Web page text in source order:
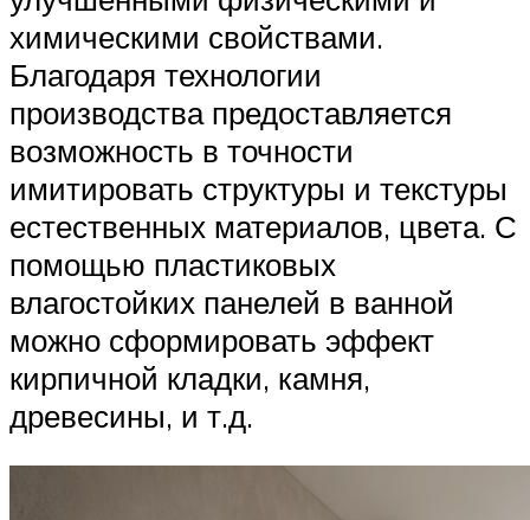
химическими свойствами.
Благодаря технологии
производства предоставляется
возможность в точности
имитировать структуры и текстуры
естественных материалов, цвета. С
помощью пластиковых
влагостойких панелей в ванной
можно сформировать эффект
кирпичной кладки, камня,
древесины, и т.д.